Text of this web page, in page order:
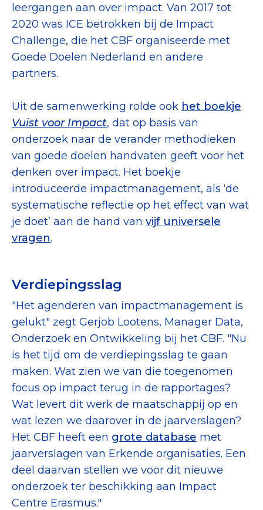
Register Erkende Donatieplatformen
leergangen aan over impact. Van 2017 tot
2020 was ICE betrokken bij de Impact
Challenge, die het CBF organiseerde met
Goede Doelen Nederland en andere
partners.
Uit de samenwerking rolde ook het boekje
Vuist voor Impact, dat op basis van
onderzoek naar de verander methodieken
van goede doelen handvaten geeft voor het
denken over impact. Het boekje
introduceerde impactmanagement, als ‘de
systematische reflectie op het effect van wat
je doet’ aan de hand van vijf universele
vragen.
Verdiepingsslag
"Het agenderen van impactmanagement is
gelukt" zegt Gerjob Lootens, Manager Data,
Onderzoek en Ontwikkeling bij het CBF. "Nu
is het tijd om de verdiepingsslag te gaan
maken. Wat zien we van die toegenomen
focus op impact terug in de rapportages?
Wat levert dit werk de maatschappij op en
wat lezen we daarover in de jaarverslagen?
Het CBF heeft een grote database met
jaarverslagen van Erkende organisaties. Een
deel daarvan stellen we voor dit nieuwe
onderzoek ter beschikking aan Impact
Centre Erasmus."